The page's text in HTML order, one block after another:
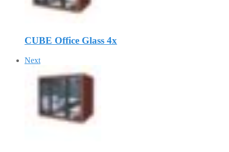
CUBE Office Glass 4x
Next